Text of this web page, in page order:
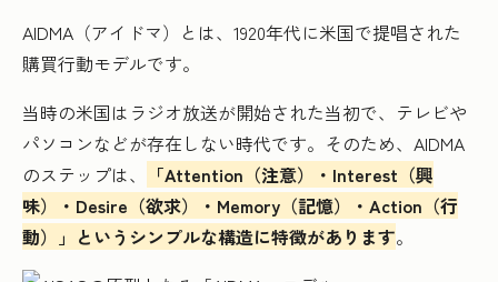
AIDMA（アイドマ）とは、1920年代に米国で提唱された
購買行動モデルです。
当時の米国はラジオ放送が開始された当初で、テレビや
パソコンなどが存在しない時代です。そのため、AIDMA
のステップは、
「Attention（注意）・Interest（興
味）・Desire（欲求）・Memory（記憶）・Action（行
動）」というシンプルな構造に特徴があります。